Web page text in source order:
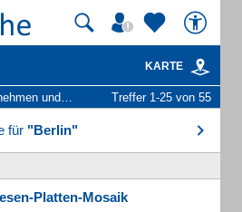
KARTE
und Personen Treffer 1-25 von 55
für "Berlin"
Platten-Mosaik